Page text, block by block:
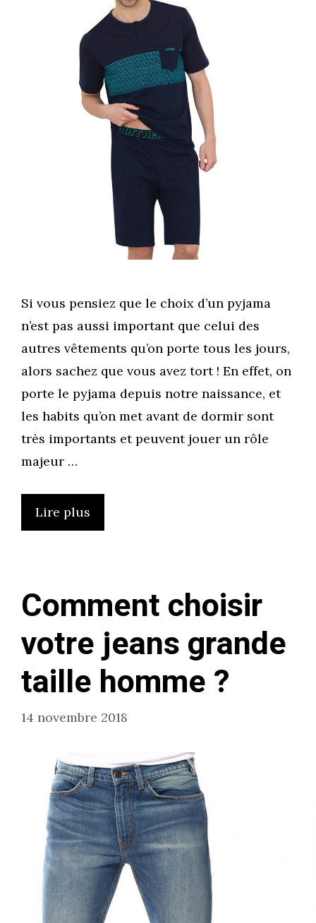
Si vous pensiez que le choix d’un pyjama
n’est pas aussi important que celui des
autres vêtements qu’on porte tous les jours,
alors sachez que vous avez tort ! En effet, on
porte le pyjama depuis notre naissance, et
les habits qu’on met avant de dormir sont
très importants et peuvent jouer un rôle
majeur …
Lire plus
Comment choisir
votre jeans grande
taille homme ?
14 novembre 2018